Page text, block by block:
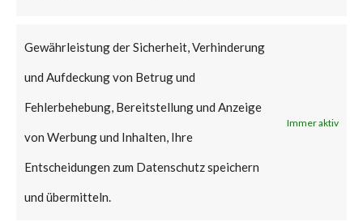
Gewährleistung der Sicherheit, Verhinderung
und Aufdeckung von Betrug und
Fehlerbehebung, Bereitstellung und Anzeige
von Werbung und Inhalten, Ihre
Entscheidungen zum Datenschutz speichern
und übermitteln.
Immer aktiv
vulnerability affects widely used
libwebp library and is being
exploited in the wild, which
means that a large number of
users could be potentially
affected. CISA added the